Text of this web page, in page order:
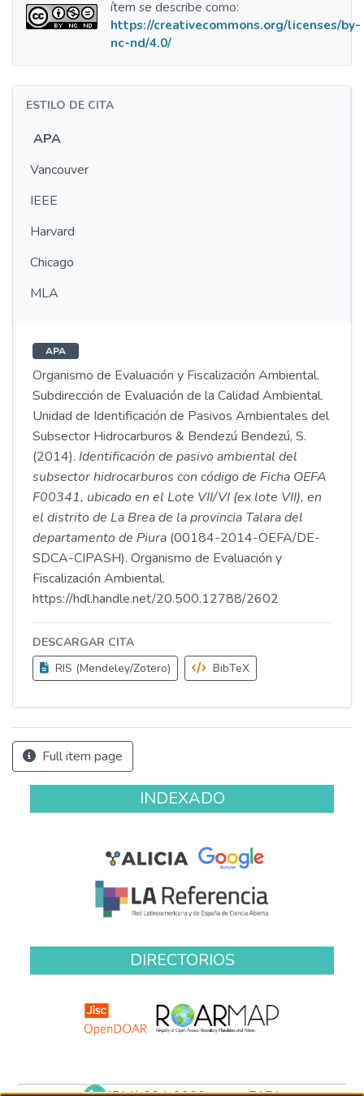
ítem se describe como:
https://creativecommons.org/licenses/by-
nc-nd/4.0/
ESTILO DE CITA
APA
Vancouver
IEEE
Harvard
Chicago
MLA
APA
Organismo de Evaluación y Fiscalización Ambiental.
Subdirección de Evaluación de la Calidad Ambiental.
Unidad de Identificación de Pasivos Ambientales del
Subsector Hidrocarburos & Bendezú Bendezú, S.
(2014). Identificación de pasivo ambiental del
subsector hidrocarburos con código de Ficha OEFA
F00341, ubicado en el Lote VII/VI (ex lote VII), en
el distrito de La Brea de la provincia Talara del
departamento de Piura (00184-2014-OEFA/DE-
SDCA-CIPASH). Organismo de Evaluación y
Fiscalización Ambiental.
https://hdl.handle.net/20.500.12788/2602
DESCARGAR CITA
RIS (Mendeley/Zotero)
BibTeX
Full item page
INDEXADO
DIRECTORIOS